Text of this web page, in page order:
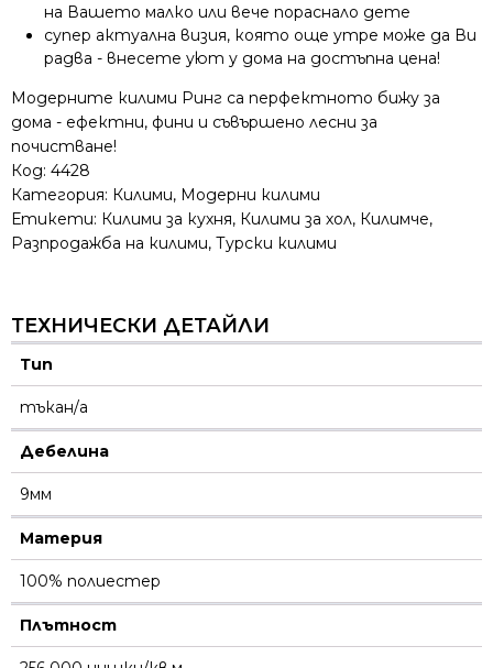
на Вашето малко или вече пораснало дете
супер актуална визия, която още утре може да Ви
радва - внесете уют у дома на достъпна цена!
Модерните килими Ринг са перфектното бижу за
дома - ефектни, фини и съвършено лесни за
почистване!
Код: 4428
Категория: Килими, Модерни килими
Етикети: Килими за кухня, Килими за хол, Килимче,
Разпродажба на килими, Турски килими
ТЕХНИЧЕСКИ ДЕТАЙЛИ
Тип
тъкан/а
Дебелина
9мм
Материя
100% полиестер
Плътност